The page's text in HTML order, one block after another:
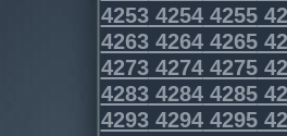
425342544255
426342644265
427342744275
428342844285
429342944295